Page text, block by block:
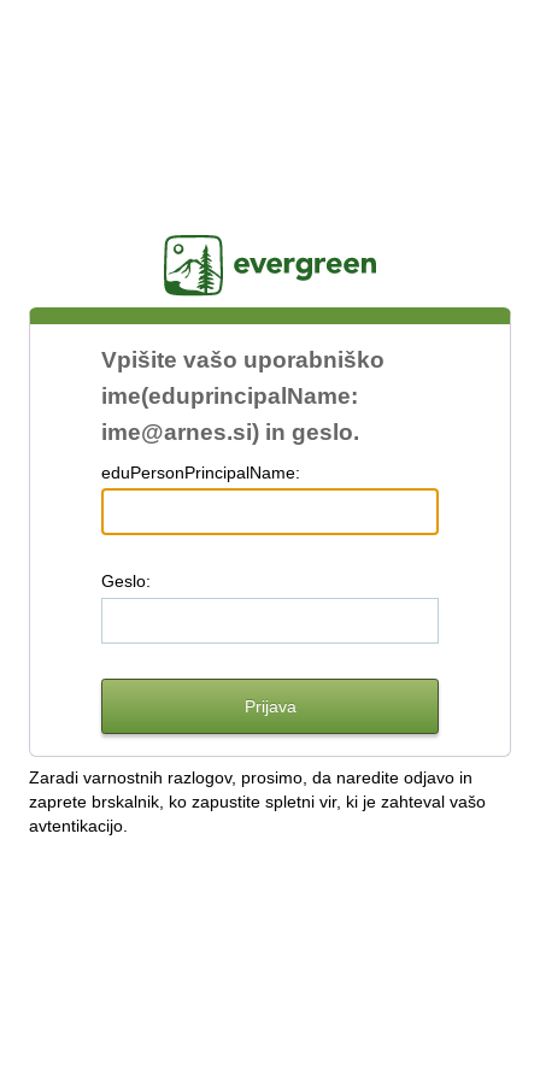
Vpišite vašo uporabniško
ime(eduprincipalName:
ime@arnes.si) in geslo.
eduPersonPrincipalName:
Geslo:
Zaradi varnostnih razlogov, prosimo, da naredite odjavo in
zaprete brskalnik, ko zapustite spletni vir, ki je zahteval vašo
avtentikacijo.